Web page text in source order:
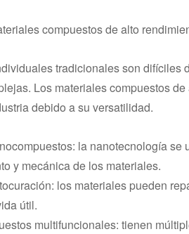
compuestos de alto
tradicionales son
Los materiales compuestos
debido a su versatilidad.
la nanotecnología
y mecánica de los materiales.
los materiales pueden
útil.
multifuncionales: tienen